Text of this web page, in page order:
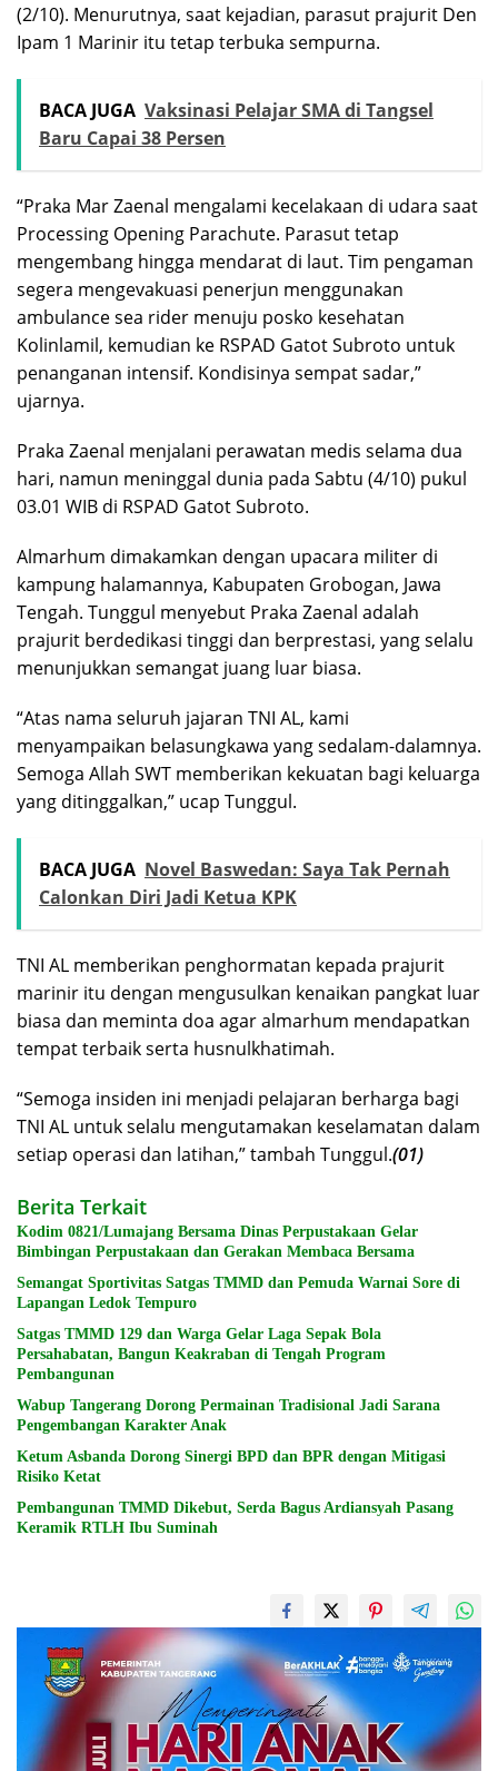
(2/10). Menurutnya, saat kejadian, parasut prajurit Den
Ipam 1 Marinir itu tetap terbuka sempurna.
BACA JUGA Vaksinasi Pelajar SMA di Tangsel
Baru Capai 38 Persen
“Praka Mar Zaenal mengalami kecelakaan di udara saat
Processing Opening Parachute. Parasut tetap
mengembang hingga mendarat di laut. Tim pengaman
segera mengevakuasi penerjun menggunakan
ambulance sea rider menuju posko kesehatan
Kolinlamil, kemudian ke RSPAD Gatot Subroto untuk
penanganan intensif. Kondisinya sempat sadar,”
ujarnya.
Praka Zaenal menjalani perawatan medis selama dua
hari, namun meninggal dunia pada Sabtu (4/10) pukul
03.01 WIB di RSPAD Gatot Subroto.
Almarhum dimakamkan dengan upacara militer di
kampung halamannya, Kabupaten Grobogan, Jawa
Tengah. Tunggul menyebut Praka Zaenal adalah
prajurit berdedikasi tinggi dan berprestasi, yang selalu
menunjukkan semangat juang luar biasa.
“Atas nama seluruh jajaran TNI AL, kami
menyampaikan belasungkawa yang sedalam-dalamnya.
Semoga Allah SWT memberikan kekuatan bagi keluarga
yang ditinggalkan,” ucap Tunggul.
BACA JUGA Novel Baswedan: Saya Tak Pernah
Calonkan Diri Jadi Ketua KPK
TNI AL memberikan penghormatan kepada prajurit
marinir itu dengan mengusulkan kenaikan pangkat luar
biasa dan meminta doa agar almarhum mendapatkan
tempat terbaik serta husnulkhatimah.
“Semoga insiden ini menjadi pelajaran berharga bagi
TNI AL untuk selalu mengutamakan keselamatan dalam
setiap operasi dan latihan,” tambah Tunggul.(01)
Berita Terkait
Kodim 0821/Lumajang Bersama Dinas Perpustakaan Gelar
Bimbingan Perpustakaan dan Gerakan Membaca Bersama
Semangat Sportivitas Satgas TMMD dan Pemuda Warnai Sore di
Lapangan Ledok Tempuro
Satgas TMMD 129 dan Warga Gelar Laga Sepak Bola
Persahabatan, Bangun Keakraban di Tengah Program
Pembangunan
Wabup Tangerang Dorong Permainan Tradisional Jadi Sarana
Pengembangan Karakter Anak
Ketum Asbanda Dorong Sinergi BPD dan BPR dengan Mitigasi
Risiko Ketat
Pembangunan TMMD Dikebut, Serda Bagus Ardiansyah Pasang
Keramik RTLH Ibu Suminah